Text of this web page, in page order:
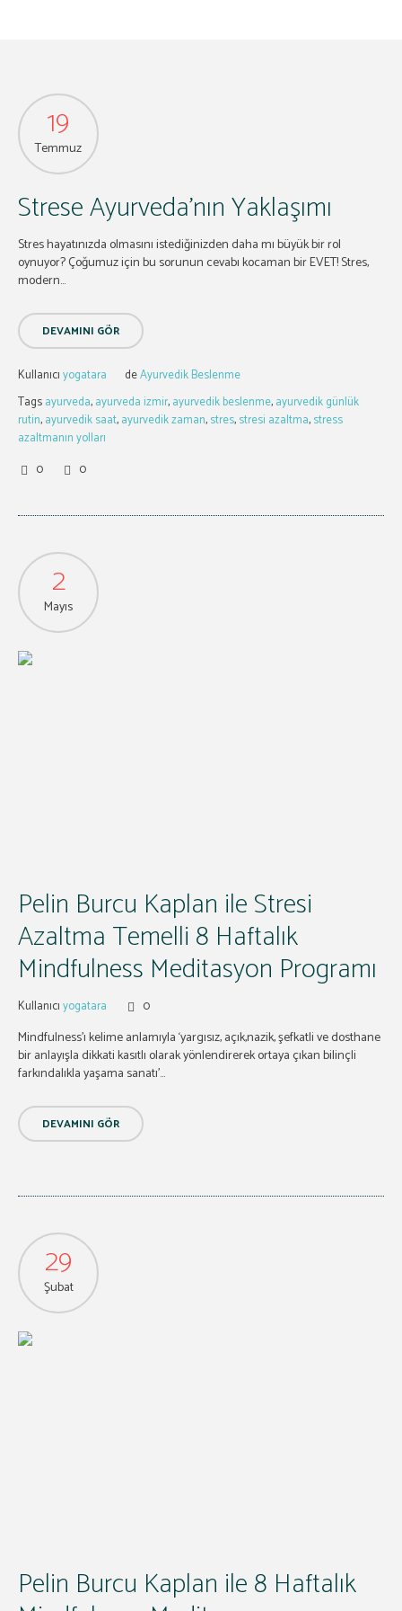
19
Temmuz
Strese Ayurveda’nın Yaklaşımı
Stres hayatınızda olmasını istediğinizden daha mı büyük bir rol
oynuyor? Çoğumuz için bu sorunun cevabı kocaman bir EVET! Stres,
modern...
DEVAMINI GÖR
Kullanıcıyogatara deAyurvedik Beslenme
Tagsayurveda,ayurveda izmir,ayurvedik beslenme,ayurvedik günlük
rutin,ayurvedik saat,ayurvedik zaman,stres,stresi azaltma,stress
azaltmanın yolları
0
0
2
Mayıs
Pelin Burcu Kaplan ile Stresi
Azaltma Temelli 8 Haftalık
Mindfulness Meditasyon Programı
Kullanıcıyogatara 0
Mindfulness’ı kelime anlamıyla ‘yargısız, açık,nazik, şefkatli ve dosthane
bir anlayışla dikkati kasıtlı olarak yönlendirerek ortaya çıkan bilinçli
farkındalıkla yaşama sanatı’...
DEVAMINI GÖR
29
Şubat
Pelin Burcu Kaplan ile 8 Haftalık